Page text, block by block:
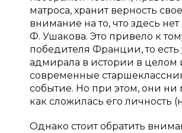
матроса, хранит верность
внимание на то, что здесь
Ф. Ушакова. Это привело к
победителя Франции, то
адмирала в истории в целом
современные
событие. Но при этом, они ни
как сложилась его личность
Однако стоит обратить